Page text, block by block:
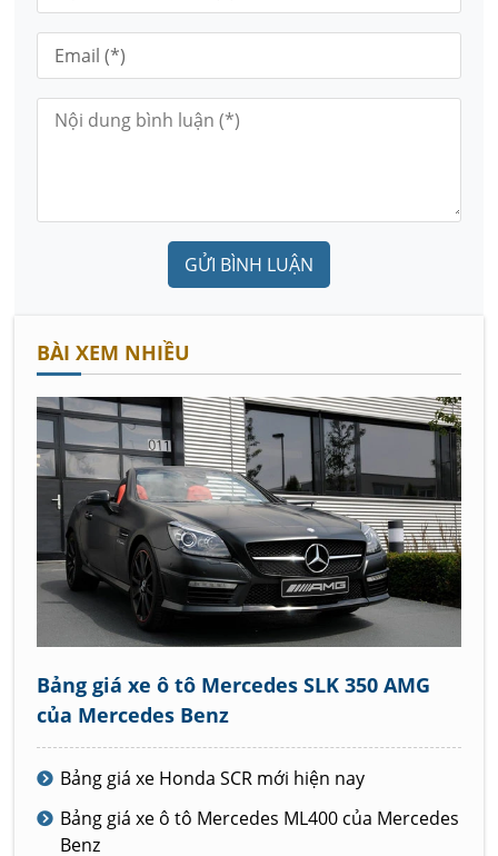
GỬI BÌNH LUẬN
BÀI XEM NHIỀU
Bảng giá xe ô tô Mercedes SLK 350 AMG
của Mercedes Benz
Bảng giá xe Honda SCR mới hiện nay
Bảng giá xe ô tô Mercedes ML400 của Mercedes
Benz